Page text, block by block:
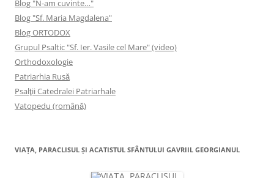
Blog "N-am cuvinte…"
Blog "Sf. Maria Magdalena"
Blog ORTODOX
Grupul Psaltic "Sf. Ier. Vasile cel Mare" (video)
Orthodoxologie
Patriarhia Rusă
Psalţii Catedralei Patriarhale
Vatopedu (română)
VIAŢA, PARACLISUL ŞI ACATISTUL SFÂNTULUI GAVRIIL GEORGIANUL